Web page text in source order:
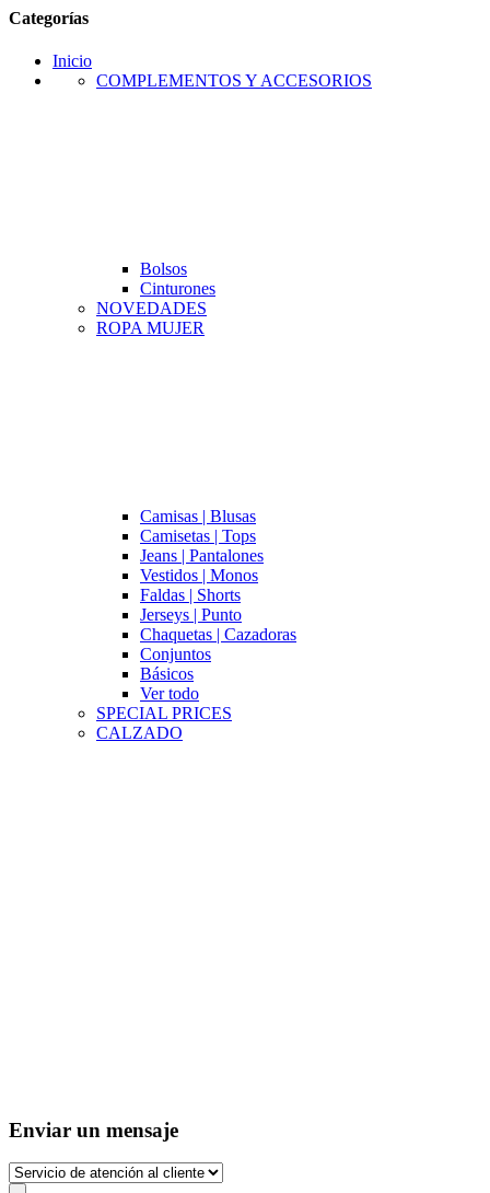
Categorías
Inicio
COMPLEMENTOS Y ACCESORIOS
Bolsos
Cinturones
NOVEDADES
ROPA MUJER
Camisas | Blusas
Camisetas | Tops
Jeans | Pantalones
Vestidos | Monos
Faldas | Shorts
Jerseys | Punto
Chaquetas | Cazadoras
Conjuntos
Básicos
Ver todo
SPECIAL PRICES
CALZADO
Enviar un mensaje